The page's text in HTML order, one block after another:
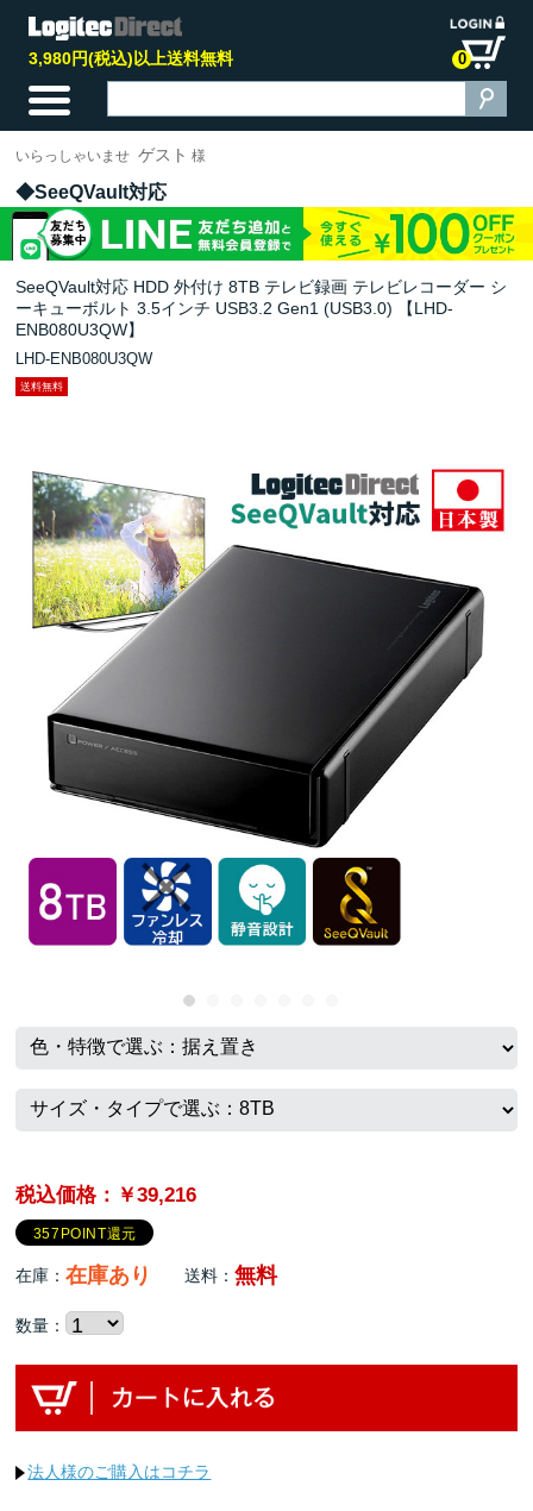
3,980円(税込)以上送料無料 0
いらっしゃいませ ゲスト 様
SeeQVault対応
SeeQVault対応 HDD 外付け 8TB テレビ録画 テレビレコーダー シ
ーキューボルト 3.5インチ USB3.2 Gen1 (USB3.0) 【LHD-
ENB080U3QW】
LHD-ENB080U3QW
送料無料
税込価格：￥39,216
357POINT還元
在庫：在庫あり 送料：無料
数量：
法人様のご購入はコチラ